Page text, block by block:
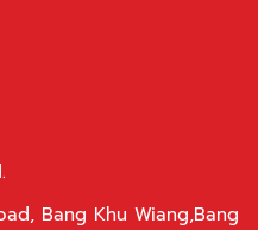
Bang Khu Wiang,Bang